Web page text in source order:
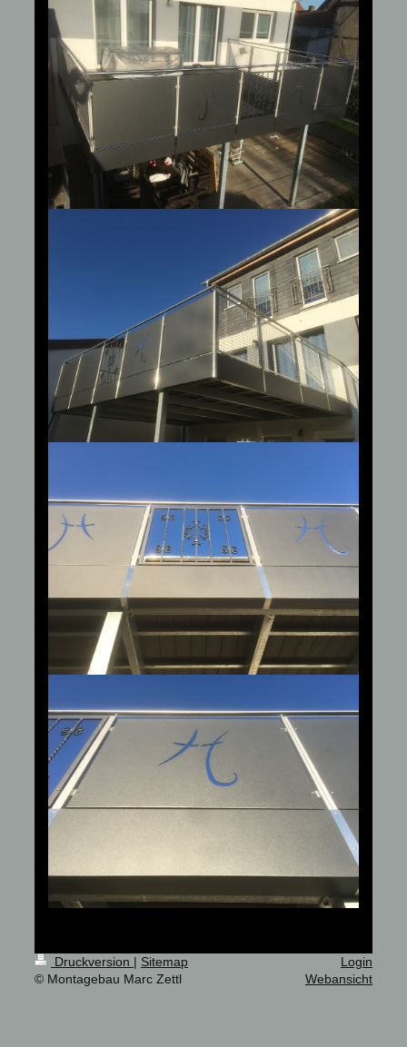
Druckversion | Sitemap
© Montagebau Marc Zettl
Login
Webansicht